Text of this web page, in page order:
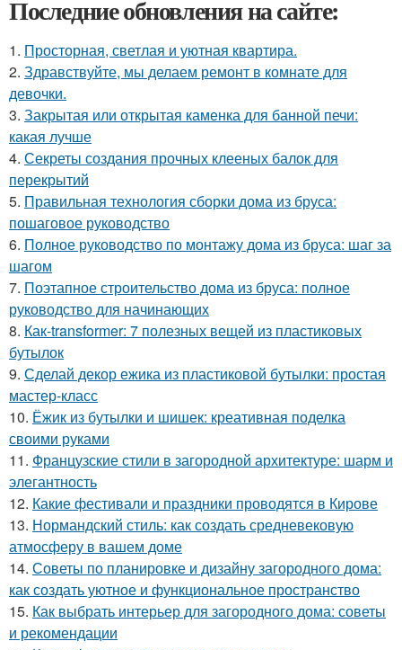
Последние обновления на сайте:
1. Просторная, светлая и уютная квартира.
2. Здравствуйте, мы делаем ремонт в комнате для
девочки.
3. Закрытая или открытая каменка для банной печи:
какая лучше
4. Секреты создания прочных клееных балок для
перекрытий
5. Правильная технология сборки дома из бруса:
пошаговое руководство
6. Полное руководство по монтажу дома из бруса: шаг за
шагом
7. Поэтапное строительство дома из бруса: полное
руководство для начинающих
8. Как-transformer: 7 полезных вещей из пластиковых
бутылок
9. Сделай декор ежика из пластиковой бутылки: простая
мастер-класс
10. Ёжик из бутылки и шишек: креативная поделка
своими руками
11. Французские стили в загородной архитектуре: шарм и
элегантность
12. Какие фестивали и праздники проводятся в Кирове
13. Нормандский стиль: как создать средневековую
атмосферу в вашем доме
14. Советы по планировке и дизайну загородного дома:
как создать уютное и функциональное пространство
15. Как выбрать интерьер для загородного дома: советы
и рекомендации